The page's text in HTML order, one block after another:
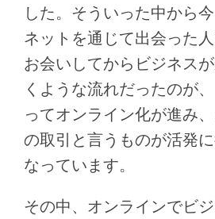
した。そういった中から
ネットを通じて出会った
お会いしてからビジネス
くような流れだったのが
ってオンライン化が進み
の取引と言うものが活発
なっています。
その中、オンラインでビ